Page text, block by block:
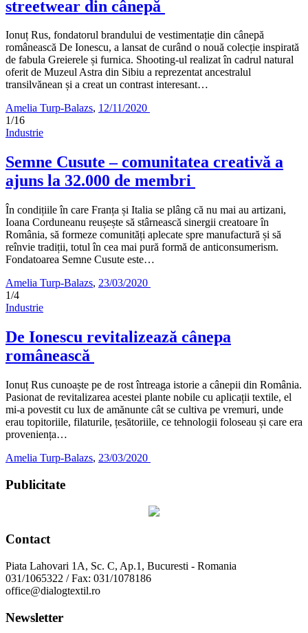
streetwear din cânepă
Ionuț Rus, fondatorul brandului de vestimentație din cânepă
românească De Ionescu, a lansat de curând o nouă colecție inspirată
de fabula Greierele și furnica. Shooting-ul realizat în cadrul natural
oferit de Muzeul Astra din Sibiu a reprezentat ancestralul
transilvănean și a creat un contrast interesant…
Amelia Turp-Balazs, 12/11/2020
1/16
Industrie
Semne Cusute – comunitatea creativă a
ajuns la 32.000 de membri
În condițiile în care Franța și Italia se plâng că nu mai au artizani,
Ioana Corduneanu reușește să stârnească sinergii creatoare în
România, să formeze comunități aplecate spre manufactură și să
reînvie tradiții, totul în cea mai pură formă de anticonsumerism.
Fondatoarea Semne Cusute este…
Amelia Turp-Balazs, 23/03/2020
1/4
Industrie
De Ionescu revitalizează cânepa
românească
Ionuț Rus cunoaște pe de rost întreaga istorie a cânepii din România.
Pasionat de revitalizarea acestei plante nobile cu aplicații textile, el
mi-a povestit cu lux de amănunte cât se cultiva pe vremuri, unde
erau topitoriile, filaturile, țesătoriile, ce tehnologii foloseau și care era
proveniența…
Amelia Turp-Balazs, 23/03/2020
Publicitate
Contact
Piata Lahovari 1A, Sc. C, Ap.1, Bucuresti - Romania
031/1065322 / Fax: 031/1078186
office@dialogtextil.ro
Newsletter